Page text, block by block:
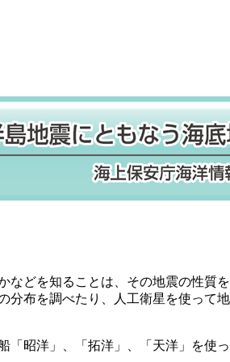
どを知ることは、その地震の性質
布を調べたり、人工衛星を使って
昭洋」、「拓洋」、「天洋」を使